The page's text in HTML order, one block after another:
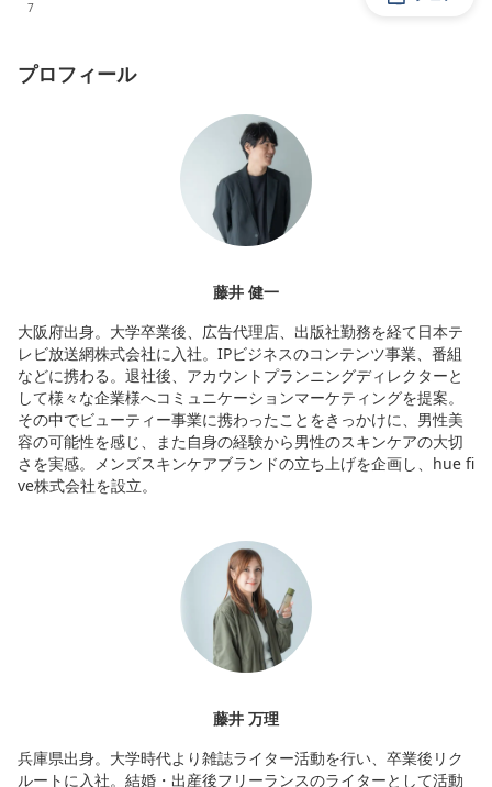
7
プロフィール
藤井 健一
大阪府出身。大学卒業後、広告代理店、出版社勤務を経て日本テ
レビ放送網株式会社に入社。IPビジネスのコンテンツ事業、番組
などに携わる。退社後、アカウントプランニングディレクターと
して様々な企業様へコミュニケーションマーケティングを提案。
その中でビューティー事業に携わったことをきっかけに、男性美
容の可能性を感じ、また自身の経験から男性のスキンケアの大切
さを実感。メンズスキンケアブランドの立ち上げを企画し、hue fi
ve株式会社を設立。
藤井 万理
兵庫県出身。大学時代より雑誌ライター活動を行い、卒業後リク
ルートに入社。結婚・出産後フリーランスのライターとして活動